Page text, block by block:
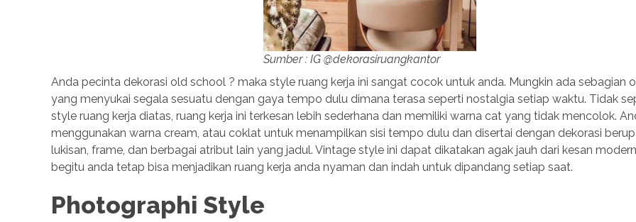
Sumber : IG @dekorasiruangkantor
Anda pecinta dekorasi old school ? maka style ruang kerja ini sangat cocok untuk anda. Mungkin ada sebagian
yang menyukai segala sesuatu dengan gaya tempo dulu dimana terasa seperti nostalgia setiap waktu. Tidak
style ruang kerja diatas, ruang kerja ini terkesan lebih sederhana dan memiliki warna cat yang tidak mencolok.
menggunakan warna cream, atau coklat untuk menampilkan sisi tempo dulu dan disertai dengan dekorasi
lukisan, frame, dan berbagai atribut lain yang jadul. Vintage style ini dapat dikatakan agak jauh dari kesan
begitu anda tetap bisa menjadikan ruang kerja anda nyaman dan indah untuk dipandang setiap saat.
Photographi Style
MOST VIEWED POST
Cara Mengatasi Laptop Gagal Booting
Views: 14316